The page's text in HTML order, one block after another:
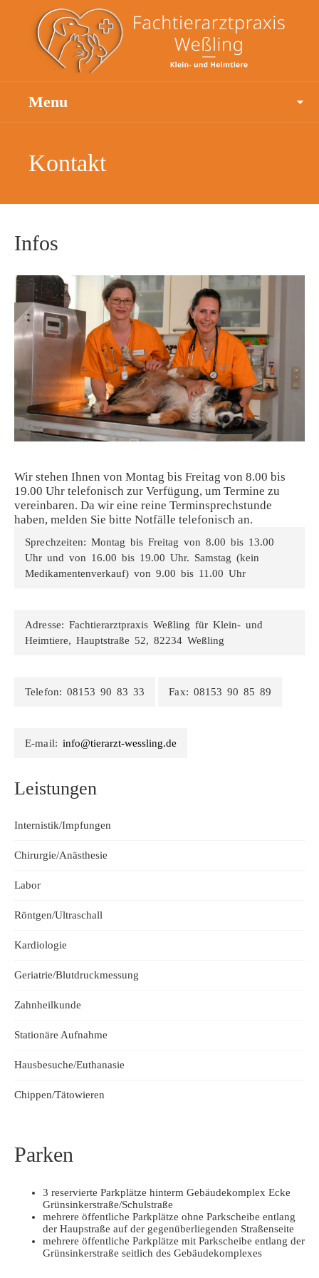
Menu
Kontakt
Infos
Wir stehen Ihnen von Montag bis Freitag von 8.00 bis
19.00 Uhr telefonisch zur Verfügung, um Termine zu
vereinbaren. Da wir eine reine Terminsprechstunde
haben, melden Sie bitte Notfälle telefonisch an.
Sprechzeiten: Montag bis Freitag von 8.00 bis 13.00
Uhr und von 16.00 bis 19.00 Uhr. Samstag (kein
Medikamentenverkauf) von 9.00 bis 11.00 Uhr
Adresse: Fachtierarztpraxis Weßling für Klein- und
Heimtiere, Hauptstraße 52, 82234 Weßling
Telefon: 08153 90 83 33 Fax: 08153 90 85 89
E-mail:info@tierarzt-wessling.de
Leistungen
Internistik/Impfungen
Chirurgie/Anästhesie
Labor
Röntgen/Ultraschall
Kardiologie
Geriatrie/Blutdruckmessung
Zahnheilkunde
Stationäre Aufnahme
Hausbesuche/Euthanasie
Chippen/Tätowieren
Parken
3 reservierte Parkplätze hinterm Gebäudekomplex Ecke
Grünsinkerstraße/Schulstraße
mehrere öffentliche Parkplätze ohne Parkscheibe entlang
der Haupstraße auf der gegenüberliegenden Straßenseite
mehrere öffentliche Parkplätze mit Parkscheibe entlang der
Grünsinkerstraße seitlich des Gebäudekomplexes